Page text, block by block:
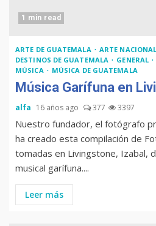
1 min read
ARTE DE GUATEMALA
ARTE NACIONAL
DESTINOS DE GUATEMALA
GENERAL
MÚSICA
MÚSICA DE GUATEMALA
Música Garífuna en
alfa 16 años ago 377 3397
Nuestro fundador, el fotógrafo
ha creado esta compilación de
tomadas en Livingstone, Izabal,
musical garífuna....
Leer más
Muere
del país)